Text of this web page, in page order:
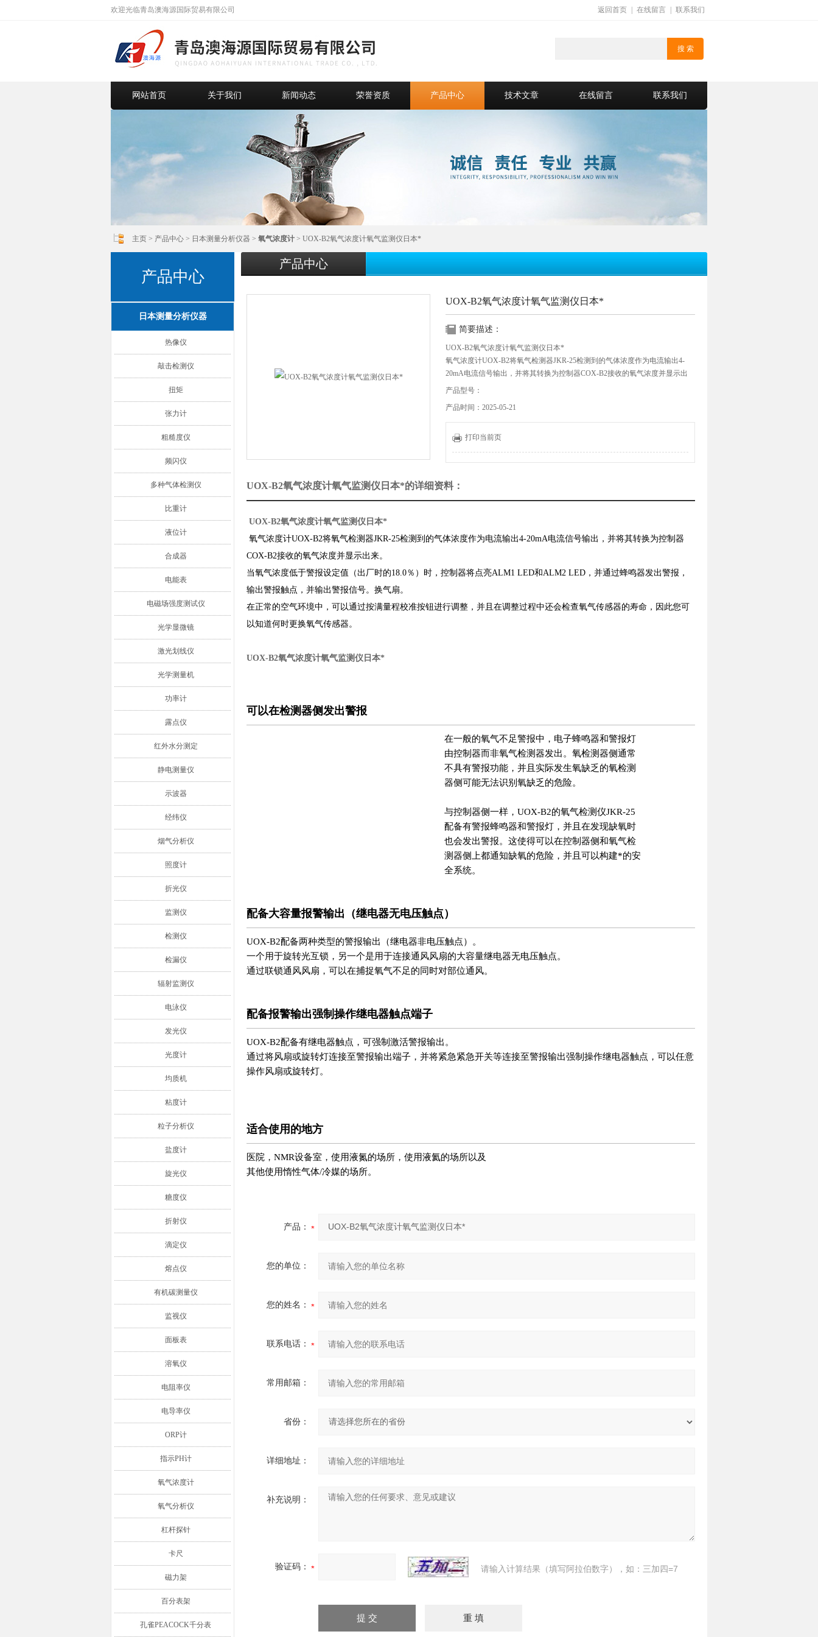
欢迎光临青岛澳海源国际贸易有限公司 返回首页 在线留言 联系我们
网站首页 关于我们 新闻动态 荣誉资质 产品中心 技术文章 在线留言 联系我们
主页 > 产品中心 > 日本测量分析仪器 > 氧气浓度计 > UOX-B2氧气浓度计氧气监测仪日本*
产品中心
日本测量分析仪器
热像仪
敲击检测仪
扭矩
张力计
粗糙度仪
频闪仪
多种气体检测仪
比重计
液位计
合成器
电能表
电磁场强度测试仪
光学显微镜
激光划线仪
光学测量机
功率计
露点仪
红外水分测定
静电测量仪
示波器
经纬仪
烟气分析仪
照度计
折光仪
监测仪
检测仪
检漏仪
辐射监测仪
电泳仪
发光仪
光度计
均质机
粘度计
粒子分析仪
盐度计
旋光仪
糖度仪
折射仪
滴定仪
熔点仪
有机碳测量仪
监视仪
面板表
溶氧仪
电阻率仪
电导率仪
ORP计
指示PH计
氧气浓度计
氧气分析仪
杠杆探针
卡尺
磁力架
百分表架
孔雀PEACOCK千分表
产品中心
UOX-B2氧气浓度计氧气监测仪日本*
简要描述：
UOX-B2氧气浓度计氧气监测仪日本*
氧气浓度计UOX-B2将氧气检测器JKR-25检测到的气体浓度作为电流输出4-
20mA电流信号输出，并将其转换为控制器COX-B2接收的氧气浓度并显示出
来。
和ALM2 LED，并通过蜂鸣器发出警报，输出警报触点，并输出警报信号。换
气扇。
在正常的空气环境中，可以通过按满量程
产品型号：
产品时间：2025-05-21
打印当前页
UOX-B2氧气浓度计氧气监测仪日本*的详细资料：
UOX-B2氧气浓度计氧气监测仪日本*
氧气浓度计UOX-B2将氧气检测器JKR-25检测到的气体浓度作为电流输出4-20mA电流信号输出，并将其转换为控制器
COX-B2接收的氧气浓度并显示出来。
当氧气浓度低于警报设定值（出厂时的18.0％）时，控制器将点亮ALM1 LED和ALM2 LED，并通过蜂鸣器发出警报，
输出警报触点，并输出警报信号。换气扇。
在正常的空气环境中，可以通过按满量程校准按钮进行调整，并且在调整过程中还会检查氧气传感器的寿命，因此您可
以知道何时更换氧气传感器。
UOX-B2氧气浓度计氧气监测仪日本*
可以在检测器侧发出警报
在一般的氧气不足警报中，电子蜂鸣器和警报灯
由控制器而非氧气检测器发出。 氧检测器侧通常
不具有警报功能，并且实际发生氧缺乏的氧检测
器侧可能无法识别氧缺乏的危险。
与控制器侧一样，UOX-B2的氧气检测仪JKR-25
配备有警报蜂鸣器和警报灯，并且在发现缺氧时
也会发出警报。 这使得可以在控制器侧和氧气检
测器侧上都通知缺氧的危险，并且可以构建*的安
全系统。
配备大容量报警输出（继电器无电压触点）
UOX-B2配备两种类型的警报输出（继电器非电压触点）。
一个用于旋转光互锁，另一个是用于连接通风风扇的大容量继电器无电压触点。
通过联锁通风风扇，可以在捕捉氧气不足的同时对部位通风。
配备报警输出强制操作继电器触点端子
UOX-B2配备有继电器触点，可强制激活警报输出。
通过将风扇或旋转灯连接至警报输出端子，并将紧急紧急开关等连接至警报输出强制操作继电器触点，可以任意
操作风扇或旋转灯。
适合使用的地方
医院，NMR设备室，使用液氮的场所，使用液氦的场所以及
其他使用惰性气体/冷媒的场所。
产品：
您的单位：
您的姓名：
联系电话：
常用邮箱：
省份：
详细地址：
补充说明：
验证码： 请输入计算结果（填写阿拉伯数字），如：三加四=7